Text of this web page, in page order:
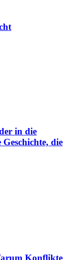
in die
die
Konflikte